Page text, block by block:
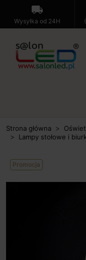
local_shipping
Wysyłka od 24H
Strona główna
Lampy stołowe i
Promocja